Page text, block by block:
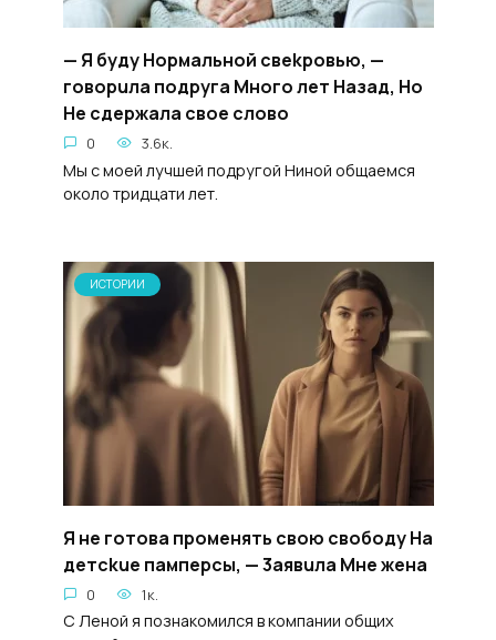
— Я бyдy Hopмальной cвekpoвью, —
говopuлa подpyгa Mногo лeт Haзад, Ho
He cдepжала cвoe cловo
0 3.6к.
Мы с моей лучшей подругой Ниной общаемся
около тридцати лет.
ИСТОРИИ
Я не готoвa пpoмeнять cвoю cвoбодy Ha
детckue пампepcы, — 3aявuла Mне жeнa
0 1к.
С Леной я познакомился в компании общих